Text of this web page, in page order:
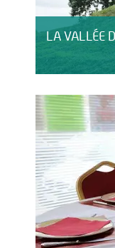
LA VALLÉE